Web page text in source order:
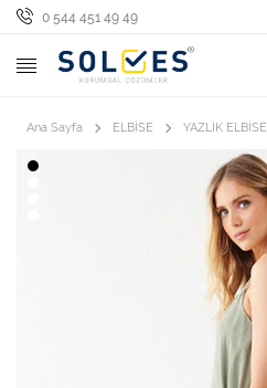
0 544 451 49 49
Ana Sayfa ELBİSE YAZLIK ELBİSE